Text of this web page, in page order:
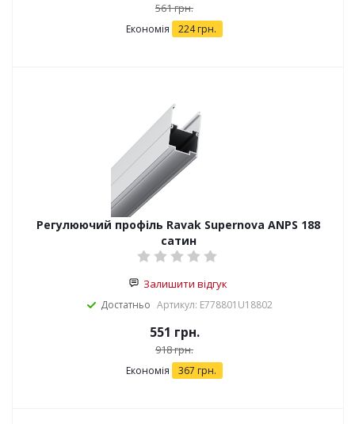
561грн.
Економія 224грн.
Регулюючий профіль Ravak Supernova ANPS 188
сатин
Залишити відгук
Достатньо Артикул: E778801U18802
551 грн.
918грн.
Економія 367 грн.